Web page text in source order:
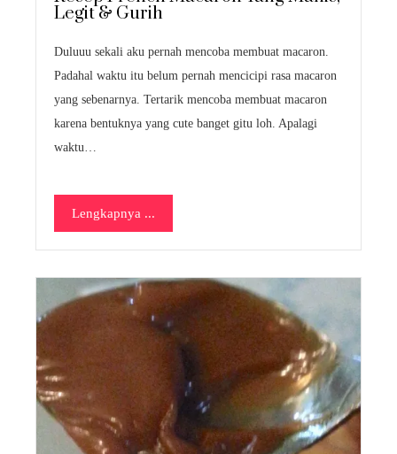
Legit & Gurih
Duluuu sekali aku pernah mencoba membuat macaron.
Padahal waktu itu belum pernah mencicipi rasa macaron
yang sebenarnya. Tertarik mencoba membuat macaron
karena bentuknya yang cute banget gitu loh. Apalagi
waktu…
Lengkapnya ...